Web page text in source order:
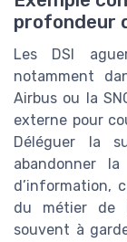
profondeur
Les DSI
notamment
Airbus ou la
externe pour
Déléguer la
abandonner
d’information,
du métier de
souvent à